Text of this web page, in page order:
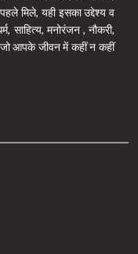
मिले, यही इसका उद्देश्य व
साहित्य, मनोरंजन , नौकरी,
आपके जीवन में कहीं न कहीं